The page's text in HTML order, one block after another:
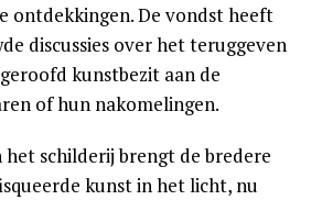
ontdekkingen. De vondst heeft
discussies over het teruggeven
kunstbezit aan de
of hun nakomelingen.
schilderij brengt de bredere
kunst in het licht, nu